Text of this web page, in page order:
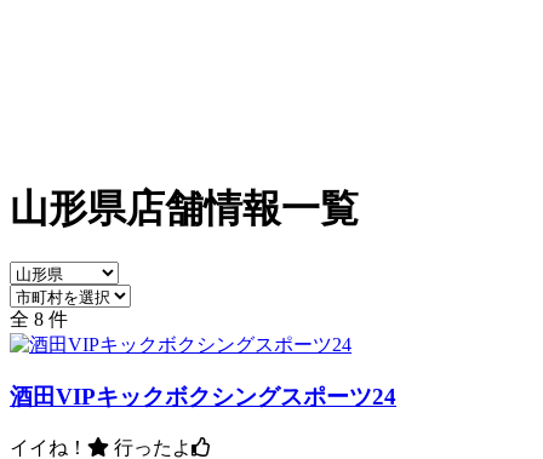
山形県店舗情報一覧
全 8 件
酒田VIPキックボクシングスポーツ24
イイね！
行ったよ